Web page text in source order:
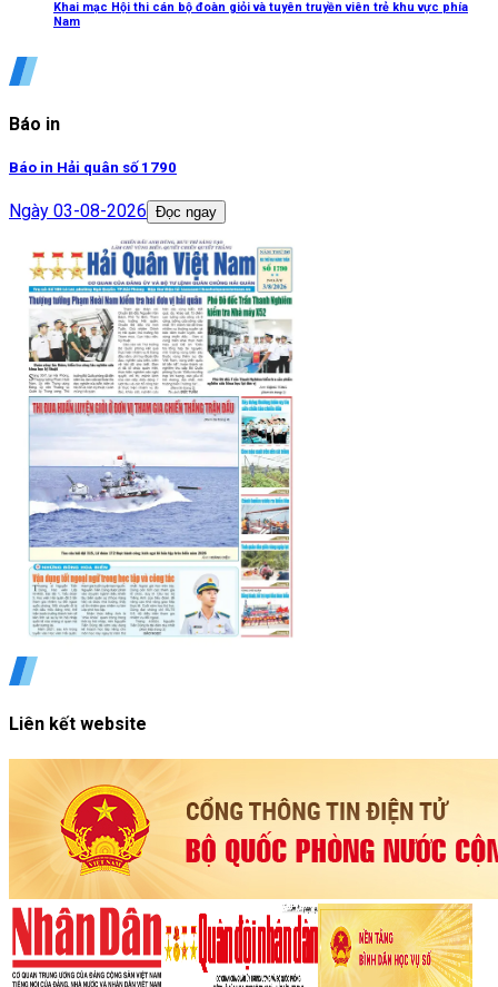
Khai mạc Hội thi cán bộ đoàn giỏi và tuyên truyền viên trẻ khu vực phía
Nam
Báo in
Báo in Hải quân số 1790
Ngày 03-08-2026 Đọc ngay
Liên kết website